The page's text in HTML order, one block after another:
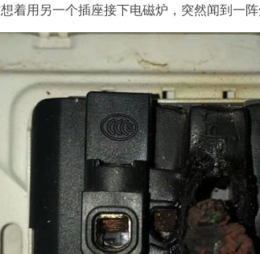
着用另一个插座接下电磁炉，突然闻到一阵